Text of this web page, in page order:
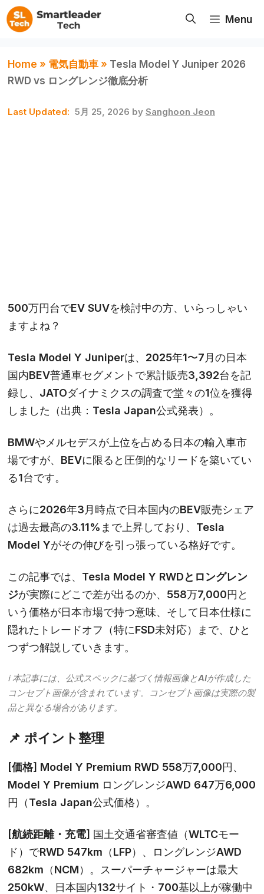
コ
ン
ン
ツ
ス
Menu
Home » 電気自動車 » Tesla Model Y Juniper 2026
RWD vs ロングレンジ徹底分析
5月 25, 2026 by Sanghoon Jeon
500万円台でEV SUVを検討中の方、いらっしゃい
ますよね？
Tesla Model Y Juniperは、2025年1〜7月の日本
国内BEV普通車セグメントで累計販売3,392台を記
録し、JATOダイナミクスの調査で堂々の1位を獲得
しました（出典：Tesla Japan公式発表）。
BMWやメルセデスが上位を占める日本の輸入車市
場ですが、BEVに限ると圧倒的なリードを築いてい
る1台です。
さらに2026年3月時点で日本国内のBEV販売シェア
は過去最高の3.11%まで上昇しており、Tesla
Model Yがその伸びを引っ張っている格好です。
この記事では、 Tesla Model Y RWDとロングレン
ジが実際にどこで差が出るのか、558万7,000円と
いう価格が日本市場で持つ意味、そして日本仕様に
隠れたトレードオフ（特にFSD未対応）まで、ひと
つずつ解説していきます。
ℹ️ 本記事には、公式スペックに基づく情報画像とAIが作成した
コンセプト画像が含まれています。コンセプト画像は実際の製
品と異なる場合があります。
📌 ポイント整理
[価格] Model Y Premium RWD 558万7,000円、
Model Y Premium ロングレンジAWD 647万6,000
円（Tesla Japan公式価格）。
[航続距離・充電] 国土交通省審査値（WLTCモー
ド）でRWD 547km（LFP）、ロングレンジAWD
682km（NCM）。スーパーチャージャーは最大
250kW、日本国内132サイト・700基以上が稼働中